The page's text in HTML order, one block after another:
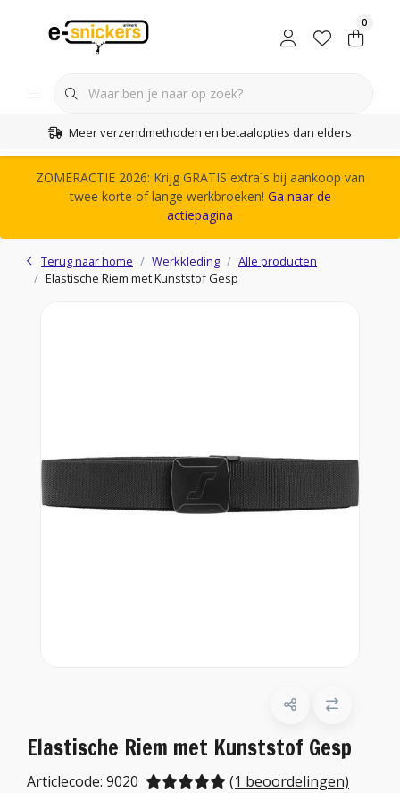
0
Meer verzendmethoden en betaalopties dan elders
ZOMERACTIE 2026: Krijg GRATIS extra´s bij aankoop van
twee korte of lange werkbroeken! Ga naar de
actiepagina
Terug naar home Werkkleding
Alle producten
Elastische Riem met Kunststof Gesp
Elastische Riem met Kunststof Gesp
Articlecode: 9020 (1 beoordelingen)